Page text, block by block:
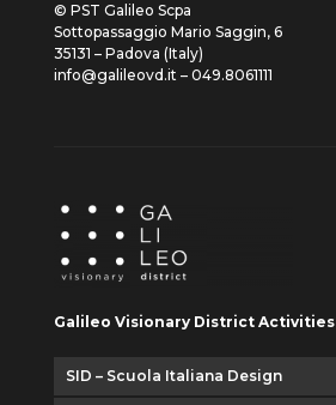
© PST Galileo Scpa
Sottopassaggio Mario Saggin, 6
35131 – Padova (Italy)
info@galileovd.it – 049.8061111
Galileo Visionary District Activities
SID – Scuola Italiana Design